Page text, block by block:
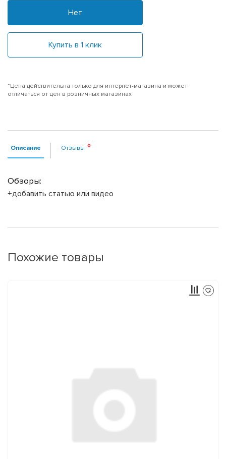
Нет
Купить в 1 клик
*Цена действительна только для интернет-магазина и может
отличаться от цен в розничных магазинах
Описание Отзывы
Обзоры:
+добавить статью или видео
Похожие товары